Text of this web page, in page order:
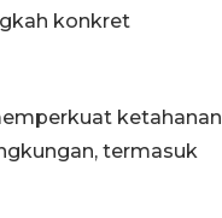
konkret
ketahanan
termasuk